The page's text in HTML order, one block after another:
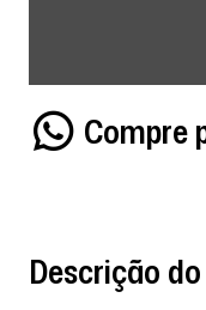
Compre
Descrição